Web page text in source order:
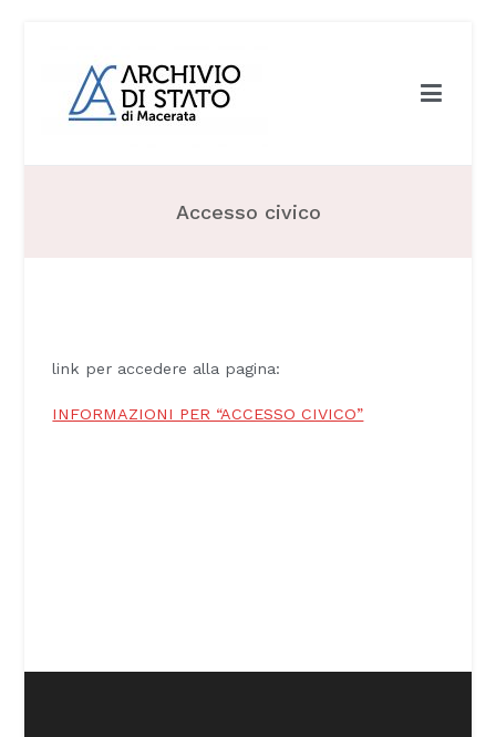
Accesso civico
link per accedere alla pagina:
INFORMAZIONI PER “ACCESSO CIVICO”